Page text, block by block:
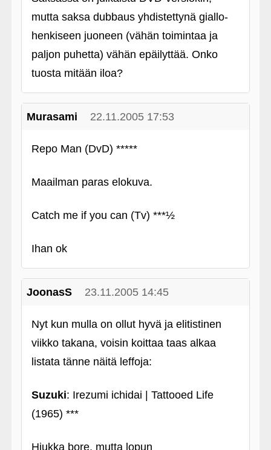
mutta saksa dubbaus yhdistettynä giallo-
henkiseen juoneen (vähän toimintaa ja
paljon puhetta) vähän epäilyttää. Onko
tuosta mitään iloa?
Murasami 22.11.2005 17:53
Repo Man (DvD) *****
Maailman paras elokuva.
Catch me if you can (Tv) ***½
Ihan ok
JoonasS 23.11.2005 14:45
Nyt kun mulla on ollut hyvä ja elitistinen
viikko takana, voisin koittaa taas alkaa
listata tänne näitä leffoja:
Suzuki: Irezumi ichidai | Tattooed Life
(1965) ***
Hiukka bore, mutta lopun